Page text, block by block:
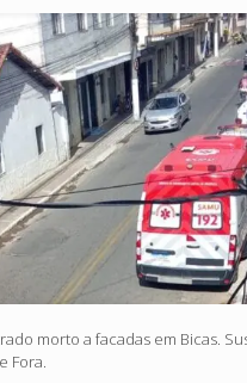
morto a facadas em Bicas.
Fora.